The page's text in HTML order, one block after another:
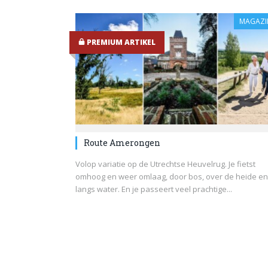
PREMIUM ARTIKEL
Route Amerongen
Volop variatie op de Utrechtse Heuvelrug. Je fietst
omhoog en weer omlaag, door bos, over de heide en
langs water. En je passeert veel prachtige...